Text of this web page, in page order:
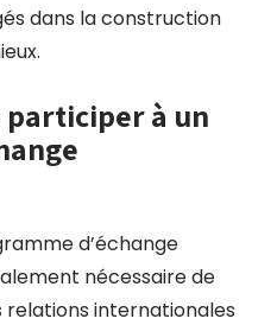
dans la construction
participer à un
d’échange
nécessaire de
relations internationales